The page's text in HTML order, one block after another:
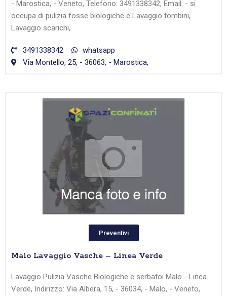
- Marostica, - Veneto, Telefono: 3491338342, Email: - si
occupa di pulizia fosse biologiche e Lavaggio tombini,
Lavaggio scarichi,
3491338342
whatsapp
Via Montello, 25, - 36063, - Marostica,
Preventivi
Malo Lavaggio Vasche – Linea Verde
Lavaggio Pulizia Vasche Biologiche e serbatoi Malo - Linea
Verde, Indirizzo: Via Albera, 15, - 36034, - Malo, - Veneto,